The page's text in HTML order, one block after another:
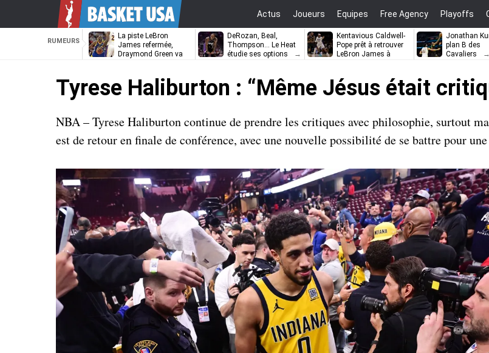
Actus Joueurs Equipes Free Agency Playoffs
RUMEURS
La piste LeBron
James refermée,
Draymond Green va
DeRozan, Beal,
Thompson… Le Heat
étudie ses options
Kentavious Caldwell-
Pope prêt à retrouver
LeBron James à
Jonathan
plan B des
Cavaliers
Tyrese Haliburton : “Même Jésus était
NBA – Tyrese Haliburton continue de prendre les critiques avec philosophie, surtout
est de retour en finale de conférence, avec une nouvelle possibilité de se battre pour